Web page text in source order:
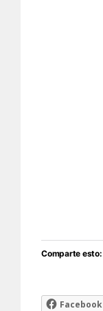
Comparte esto:
Facebook